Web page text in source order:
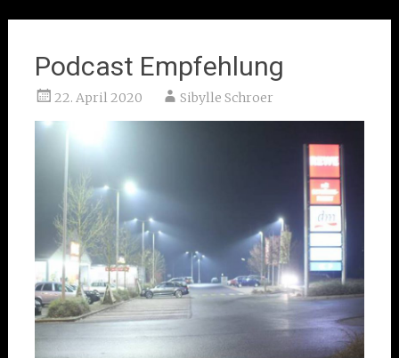
Podcast Empfehlung
22. April 2020 Sibylle Schroer